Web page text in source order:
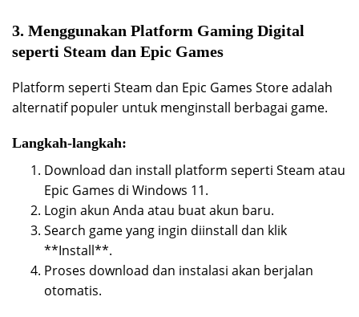
3. Menggunakan Platform Gaming Digital
seperti Steam dan Epic Games
Platform seperti Steam dan Epic Games Store adalah
alternatif populer untuk menginstall berbagai game.
Langkah-langkah:
Download dan install platform seperti Steam atau
Epic Games di Windows 11.
Login akun Anda atau buat akun baru.
Search game yang ingin diinstall dan klik
**Install**.
Proses download dan instalasi akan berjalan
otomatis.